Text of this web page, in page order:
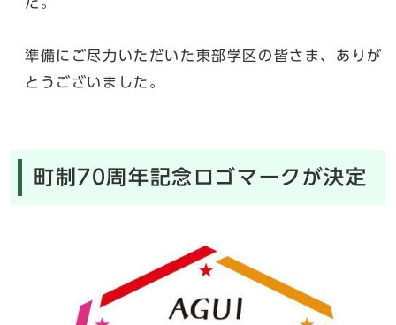
準備にご尽力いただいた東部学区の皆さま、ありが
とうございました。
町制70周年記念ロゴマークが決定